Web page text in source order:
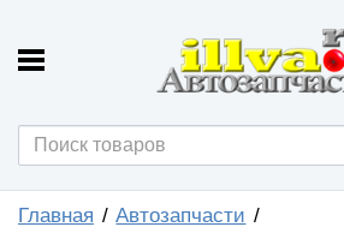
Главная
Автозапчасти